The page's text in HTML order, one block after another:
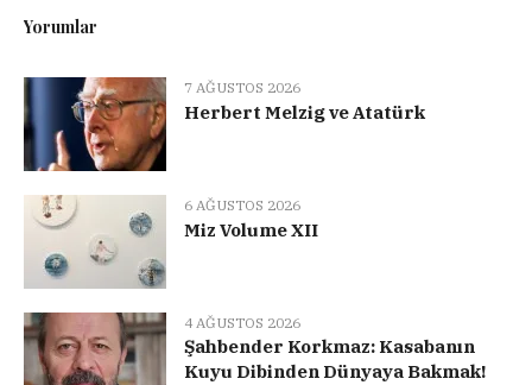
Yorumlar
7 AĞUSTOS 2026
Herbert Melzig ve Atatürk
6 AĞUSTOS 2026
Miz Volume XII
4 AĞUSTOS 2026
Şahbender Korkmaz: Kasabanın
Kuyu Dibinden Dünyaya Bakmak!